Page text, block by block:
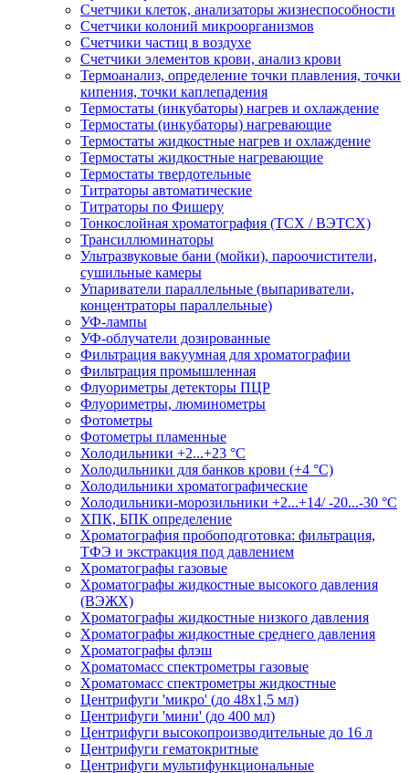
Счетчики клеток, анализаторы жизнеспособности
Счетчики колоний микроорганизмов
Счетчики частиц в воздухе
Счетчики элементов крови, анализ крови
Термоанализ, определение точки плавления, точки
кипения, точки каплепадения
Термостаты (инкубаторы) нагрев и охлаждение
Термостаты (инкубаторы) нагревающие
Термостаты жидкостные нагрев и охлаждение
Термостаты жидкостные нагревающие
Термостаты твердотельные
Титраторы автоматические
Титраторы по Фишеру
Тонкослойная хроматография (ТСХ / ВЭТСХ)
Трансиллюминаторы
Ультразвуковые бани (мойки), пароочистители,
сушильные камеры
Упариватели параллельные (выпариватели,
концентраторы параллельные)
УФ-лампы
УФ-облучатели дозированные
Фильтрация вакуумная для хроматографии
Фильтрация промышленная
Флуориметры детекторы ПЦР
Флуориметры, люминометры
Фотометры
Фотометры пламенные
Холодильники +2...+23 °С
Холодильники для банков крови (+4 °С)
Холодильники хроматографические
Холодильники-морозильники +2...+14/ -20...-30 °C
ХПК, БПК определение
Хроматография пробоподготовка: фильтрация,
ТФЭ и экстракция под давлением
Хроматографы газовые
Хроматографы жидкостные высокого давления
(ВЭЖХ)
Хроматографы жидкостные низкого давления
Хроматографы жидкостные среднего давления
Хроматографы флэш
Хроматомасс спектрометры газовые
Хроматомасс спектрометры жидкостные
Центрифуги 'микро' (до 48x1,5 мл)
Центрифуги 'мини' (до 400 мл)
Центрифуги высокопроизводительные до 16 л
Центрифуги гематокритные
Центрифуги мультифункциональные